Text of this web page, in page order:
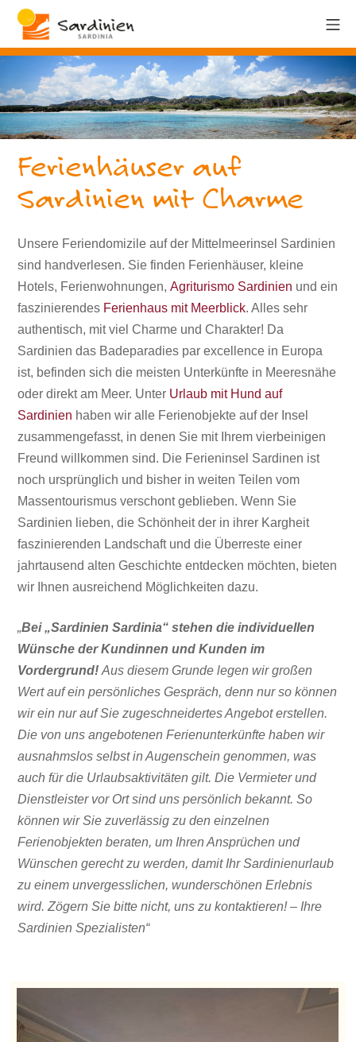
Ferienhäuser auf
Sardinien mit Charme
Unsere Feriendomizile auf der Mittelmeerinsel Sardinien
sind handverlesen. Sie finden Ferienhäuser, kleine
Hotels, Ferienwohnungen,Agriturismo Sardinien und ein
faszinierendes Ferienhaus mit Meerblick. Alles sehr
authentisch, mit viel Charme und Charakter! Da
Sardinien das Badeparadies par excellence in Europa
ist, befinden sich die meisten Unterkünfte in Meeresnähe
oder direkt am Meer. Unter Urlaub mit Hund auf
Sardinien haben wir alle Ferienobjekte auf der Insel
zusammengefasst, in denen Sie mit Ihrem vierbeinigen
Freund willkommen sind. Die Ferieninsel Sardinen ist
noch ursprünglich und bisher in weiten Teilen vom
Massentourismusverschont geblieben. Wenn Sie
Sardinien lieben, die Schönheit der in ihrer Kargheit
faszinierenden Landschaft und die Überreste einer
jahrtausend alten Geschichte entdecken möchten, bieten
wir Ihnen ausreichend Möglichkeiten dazu.
„Bei „Sardinien Sardinia“ stehen die individuellen
Wünsche der Kundinnen und Kunden im
Vordergrund! Aus diesem Grunde legen wir großen
Wert auf ein persönliches Gespräch, denn nur so können
wir ein nur auf Sie zugeschneidertes Angebot erstellen.
Die von uns angebotenen Ferienunterkünfte haben wir
ausnahmslos selbst in Augenschein genommen, was
auch für die Urlaubsaktivitäten gilt. Die Vermieter und
Dienstleister vor Ort sind uns persönlich bekannt. So
können wir Sie zuverlässig zu den einzelnen
Ferienobjekten beraten, um Ihren Ansprüchen und
Wünschen gerecht zu werden, damit Ihr Sardinienurlaub
zu einem unvergesslichen, wunderschönen Erlebnis
wird. Zögern Sie bitte nicht, uns zu kontaktieren! – Ihre
Sardinien Spezialisten“